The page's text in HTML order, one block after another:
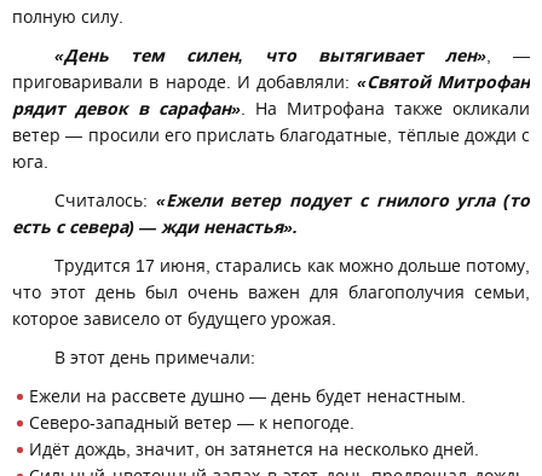
полную силу.
«День тем силен, что вытягивает лен», —
приговаривали в народе. И добавляли: «Святой Митрофан
рядит девок в сарафан». На Митрофана также окликали
ветер — просили его прислать благодатные, тёплые дожди с
юга.
Считалось: «Ежели ветер подует с гнилого угла (то
есть с севера) — жди ненастья».
Трудится 17 июня, старались как можно дольше потому,
что этот день был очень важен для благополучия семьи,
которое зависело от будущего урожая.
В этот день примечали:
Ежели на рассвете душно — день будет ненастным.
Северо-западный ветер — к непогоде.
Идёт дождь, значит, он затянется на несколько дней.